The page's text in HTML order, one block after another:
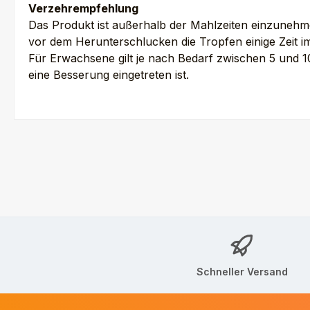
Verzehrempfehlung
Das Produkt ist außerhalb der Mahlzeiten
vor dem Herunterschlucken die Tropfen einige Zeit
Für Erwachsene gilt je nach Bedarf zwischen 5 und
eine Besserung eingetreten ist.
Schneller Versand